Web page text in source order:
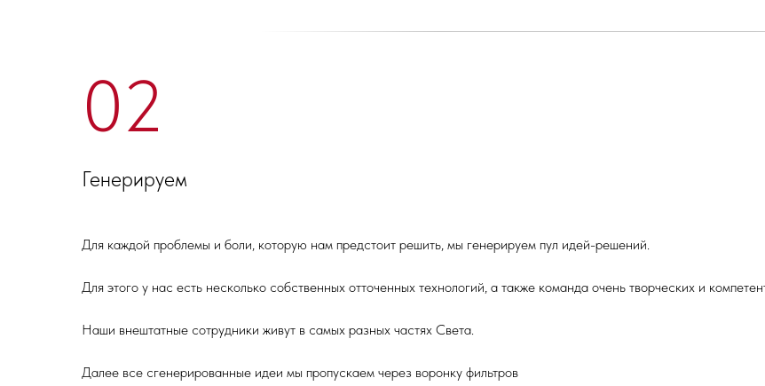
02
Генерируем
Для каждой проблемы и боли, которую нам предстоит решить, мы генерируем пул идей-решений.
Для этого у нас есть несколько собственных отточенных технологий, а также команда очень творческих и
Наши внештатные сотрудники живут в самых разных частях Света.
Далее все сгенерированные идеи мы пропускаем через воронку фильтров